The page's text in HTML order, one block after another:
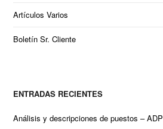
Artículos Varios
Boletín Sr. Cliente
ENTRADAS RECIENTES
Análisis y descripciones de puestos – ADP